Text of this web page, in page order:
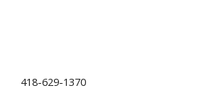
418-629-1370